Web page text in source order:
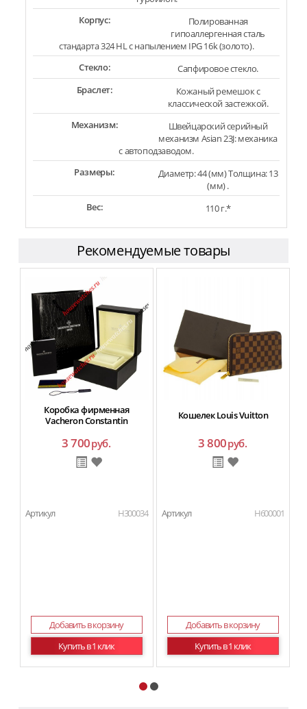
Корпус:
Полированная
гипоаллергенная сталь
стандарта 324 HL с напылением IPG 16k (золото).
Стекло:
Сапфировое стекло.
Браслет:
Кожаный ремешок с
классической застежкой.
Механизм:
Швейцарский серийный
механизм Asian 23J: механика
с автоподзаводом.
Размеры:
Диаметр: 44 (мм) Толщина: 13
(мм) .
Вес:
110 г.*
Рекомендуемые товары
Коробка фирменная
Vacheron Constantin
3 700руб.
Артикул H300034
Добавить в корзину
Купить в 1 клик
Кошелек Louis Vuitton
3 800руб.
Артикул H600001
Добавить в корзину
Купить в 1 клик